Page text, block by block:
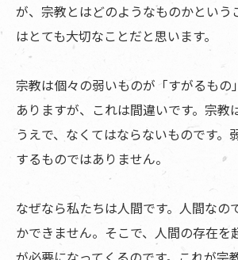
が、宗教とはどのようなものかという
はとても大切なことだと思います。
宗教は個々の弱いものが「すがるもの
ありますが、これは間違いです。宗教
うえで、なくてはならないものです。
するものではありません。
なぜなら私たちは人間です。人間なの
かできません。そこで、人間の存在を